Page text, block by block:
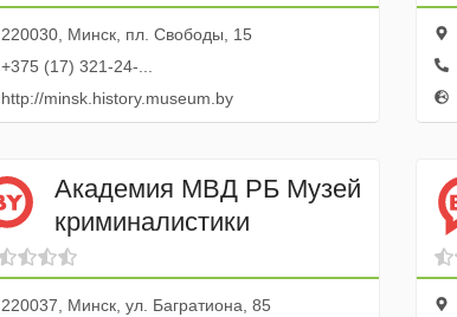
Савицкого
220030, Минск, пл. Свободы, 15
+375 (17) 321-24-...
http://minsk.history.museum.by
Академия МВД РБ Музей
криминалистики
220037, Минск, ул. Багратиона, 85